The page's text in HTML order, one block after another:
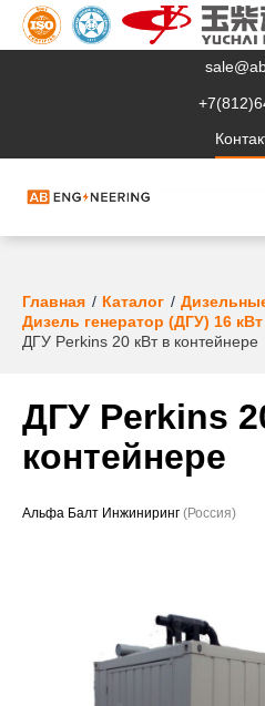
О компании
Клиентам
Сервис
Судовое ЭО
Проекты
Главная Каталог
Дизель генератор (ДГУ) 16 кВт
ДГУ Perkins 20 кВт в контейнере
ДГУ Perkins
контейнере
Альфа Балт Инжиниринг (Россия)